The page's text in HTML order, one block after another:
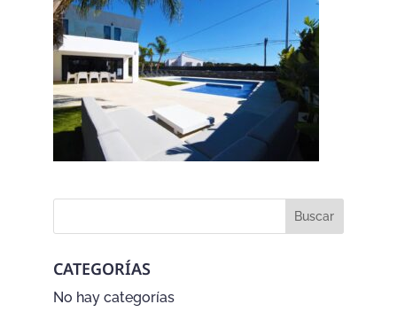
CATEGORÍAS
No hay categorías